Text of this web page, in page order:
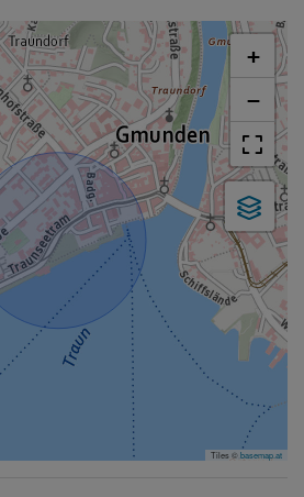
+
−
Tiles ©basemap.at